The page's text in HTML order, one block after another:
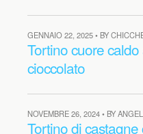
GENNAIO 22, 2025 • BY
Tortino cuore caldo
cioccolato
NOVEMBRE 26, 2024 • BY
Tortino di castagne